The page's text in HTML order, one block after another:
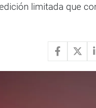
limitada que